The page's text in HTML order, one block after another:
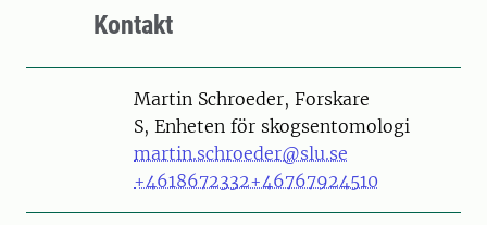
Kontakt
PersonMartin Schroeder, Forskare
S, Enheten för skogsentomologi
martin.schroeder@slu.se
+4618672332+46767924510